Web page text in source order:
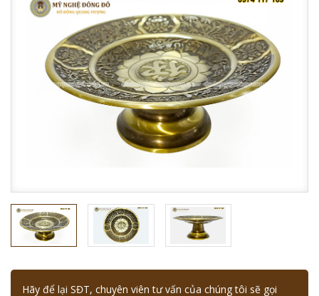
Hãy để lại SĐT, chuyên viên tư vấn của chúng tôi sẽ gọi